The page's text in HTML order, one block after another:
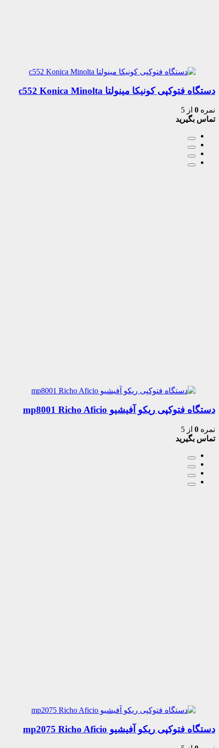
دستگاه فتوکپی کونیکا مینولتا c552 Konica Minolta
نمره 0 از 5
تماس بگیرید
دستگاه فتوکپی ریکو آفیشیو mp8001 Richo Aficio
نمره 0 از 5
تماس بگیرید
دستگاه فتوکپی ریکو آفیشیو mp2075 Richo Aficio